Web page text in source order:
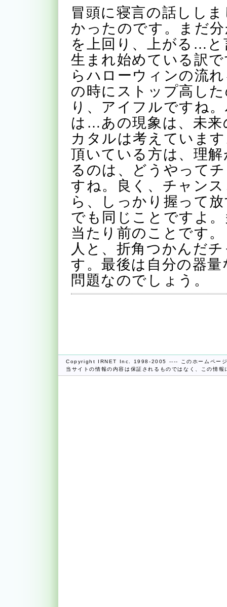
冒頭に寝言の話しし
かったのです。まだ
を上回り、上がる…と
生まれ始めている訳
らハローウィンの流
の時にストップ高し
り、アイフルですね
は…あの現象は、未来
カタルは考えていま
頂いている方は、理
るのは、どうやって
すね。良く、チャン
ら、しっかり握って
でも同じことですよ
当たり前のことです
人と、折角つかんだ
す。最後は自分の器
問題なのでしょう。
Copyright IRNET Inc. 1998-2005 ---- このホームページ
当サイトの情報の内容は保証されるものではなく、この情